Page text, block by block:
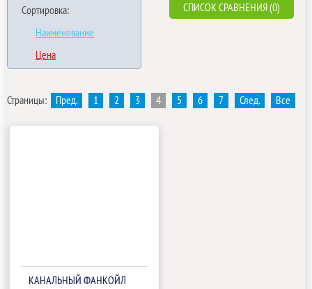
Сортировка:
Наименование
Цена
СПИСОК СРАВНЕНИЯ (0)
Страницы: Пред. 1 2 3 4 5 6 7 След. Все
КАНАЛЬНЫЙ ФАНКОЙЛ